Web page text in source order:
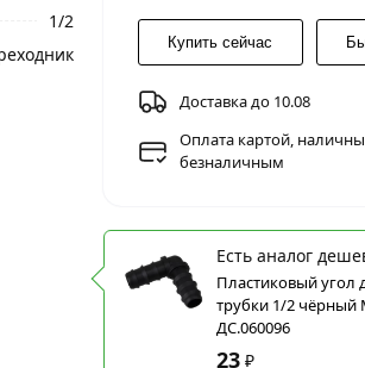
1/2
Купить сейчас
Доставка до 10.08
Оплата картой,
безналичным
Есть аналог
Пластиковый угол
трубки 1/2 чёрный
ДС.060096
23 ₽